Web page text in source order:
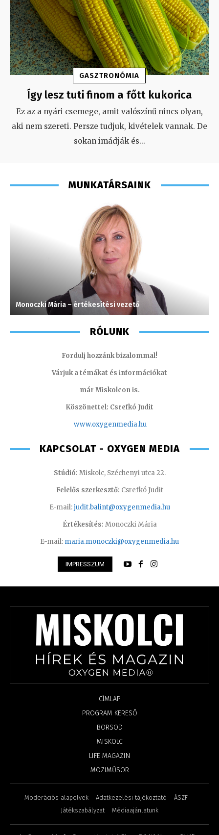
GASZTRONÓMIA
Így lesz tuti finom a főtt kukorica
Ez az a nyári csemege, amit valószínű nincs olyan,
aki nem szereti. Persze tudjuk, kivételek vannak. De
sokan imádják és...
MUNKATÁRSAINK
Monoczki Mária – értékesítési vezető
RÓLUNK
Fordulj hozzánk bizalommal!
Várjuk a témákat és információkat
már Miskolcon is.
Köszönettel: Csrefkó Judit
www.oxygenmedia.hu
KAPCSOLAT - OXYGEN MEDIA
Stúdió: Miskolc, Széchenyi utca 22.
Felelős szerkesztő: Csrefkó Judit
E-mail:judit.balint@oxygenmedia.hu
Értékesítés: Monoczki Mária
E-mail: maria.monoczki@oxygenmedia.hu
IMPRESSZUM
CÍMLAP
PROGRAM KERESŐ
BORSOD
MISKOLC
LIFE MAGAZIN
MOZIMŰSOR
Moderációs alapelvek Adatkezelési tájékoztató
ÁSZF
Játékszabályzat
Médiaajánlatunk